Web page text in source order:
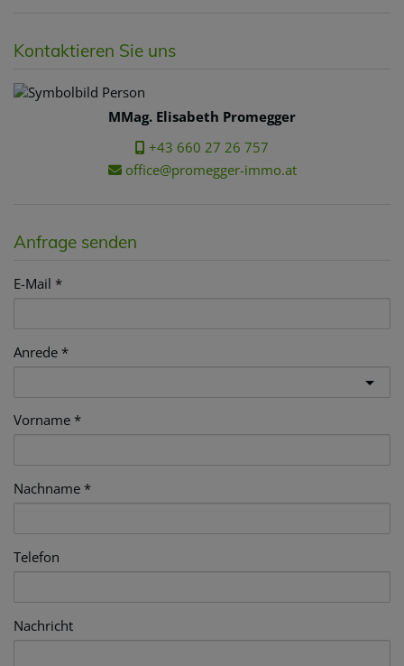
Kontaktieren Sie uns
MMag. Elisabeth Promegger
+43 660 27 26 757
office@promegger-immo.at
Anfrage senden
E-Mail
Anrede
Vorname
Nachname
Telefon
Nachricht